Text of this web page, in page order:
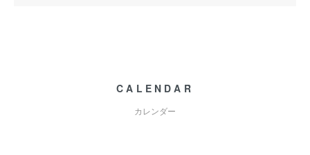
CALENDAR
カレンダー